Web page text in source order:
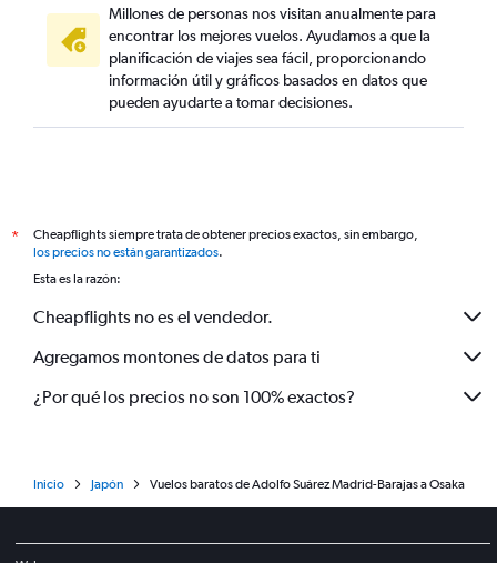
Millones de personas nos visitan anualmente para
encontrar los mejores vuelos. Ayudamos a que la
planificación de viajes sea fácil, proporcionando
información útil y gráficos basados en datos que
pueden ayudarte a tomar decisiones.
*
Cheapflights siempre trata de obtener precios exactos, sin embargo,
los precios no están garantizados.
Esta es la razón:
Cheapflights no es el vendedor.
Agregamos montones de datos para ti
¿Por qué los precios no son 100% exactos?
Inicio Japón Vuelos baratos de Adolfo Suárez Madrid-Barajas a Osaka